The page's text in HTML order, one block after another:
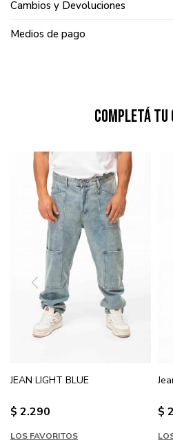
Cambios y Devoluciones
Medios de pago
Completá tu
JEAN LIGHT BLUE
$ 2.290
LOS FAVORITOS
$